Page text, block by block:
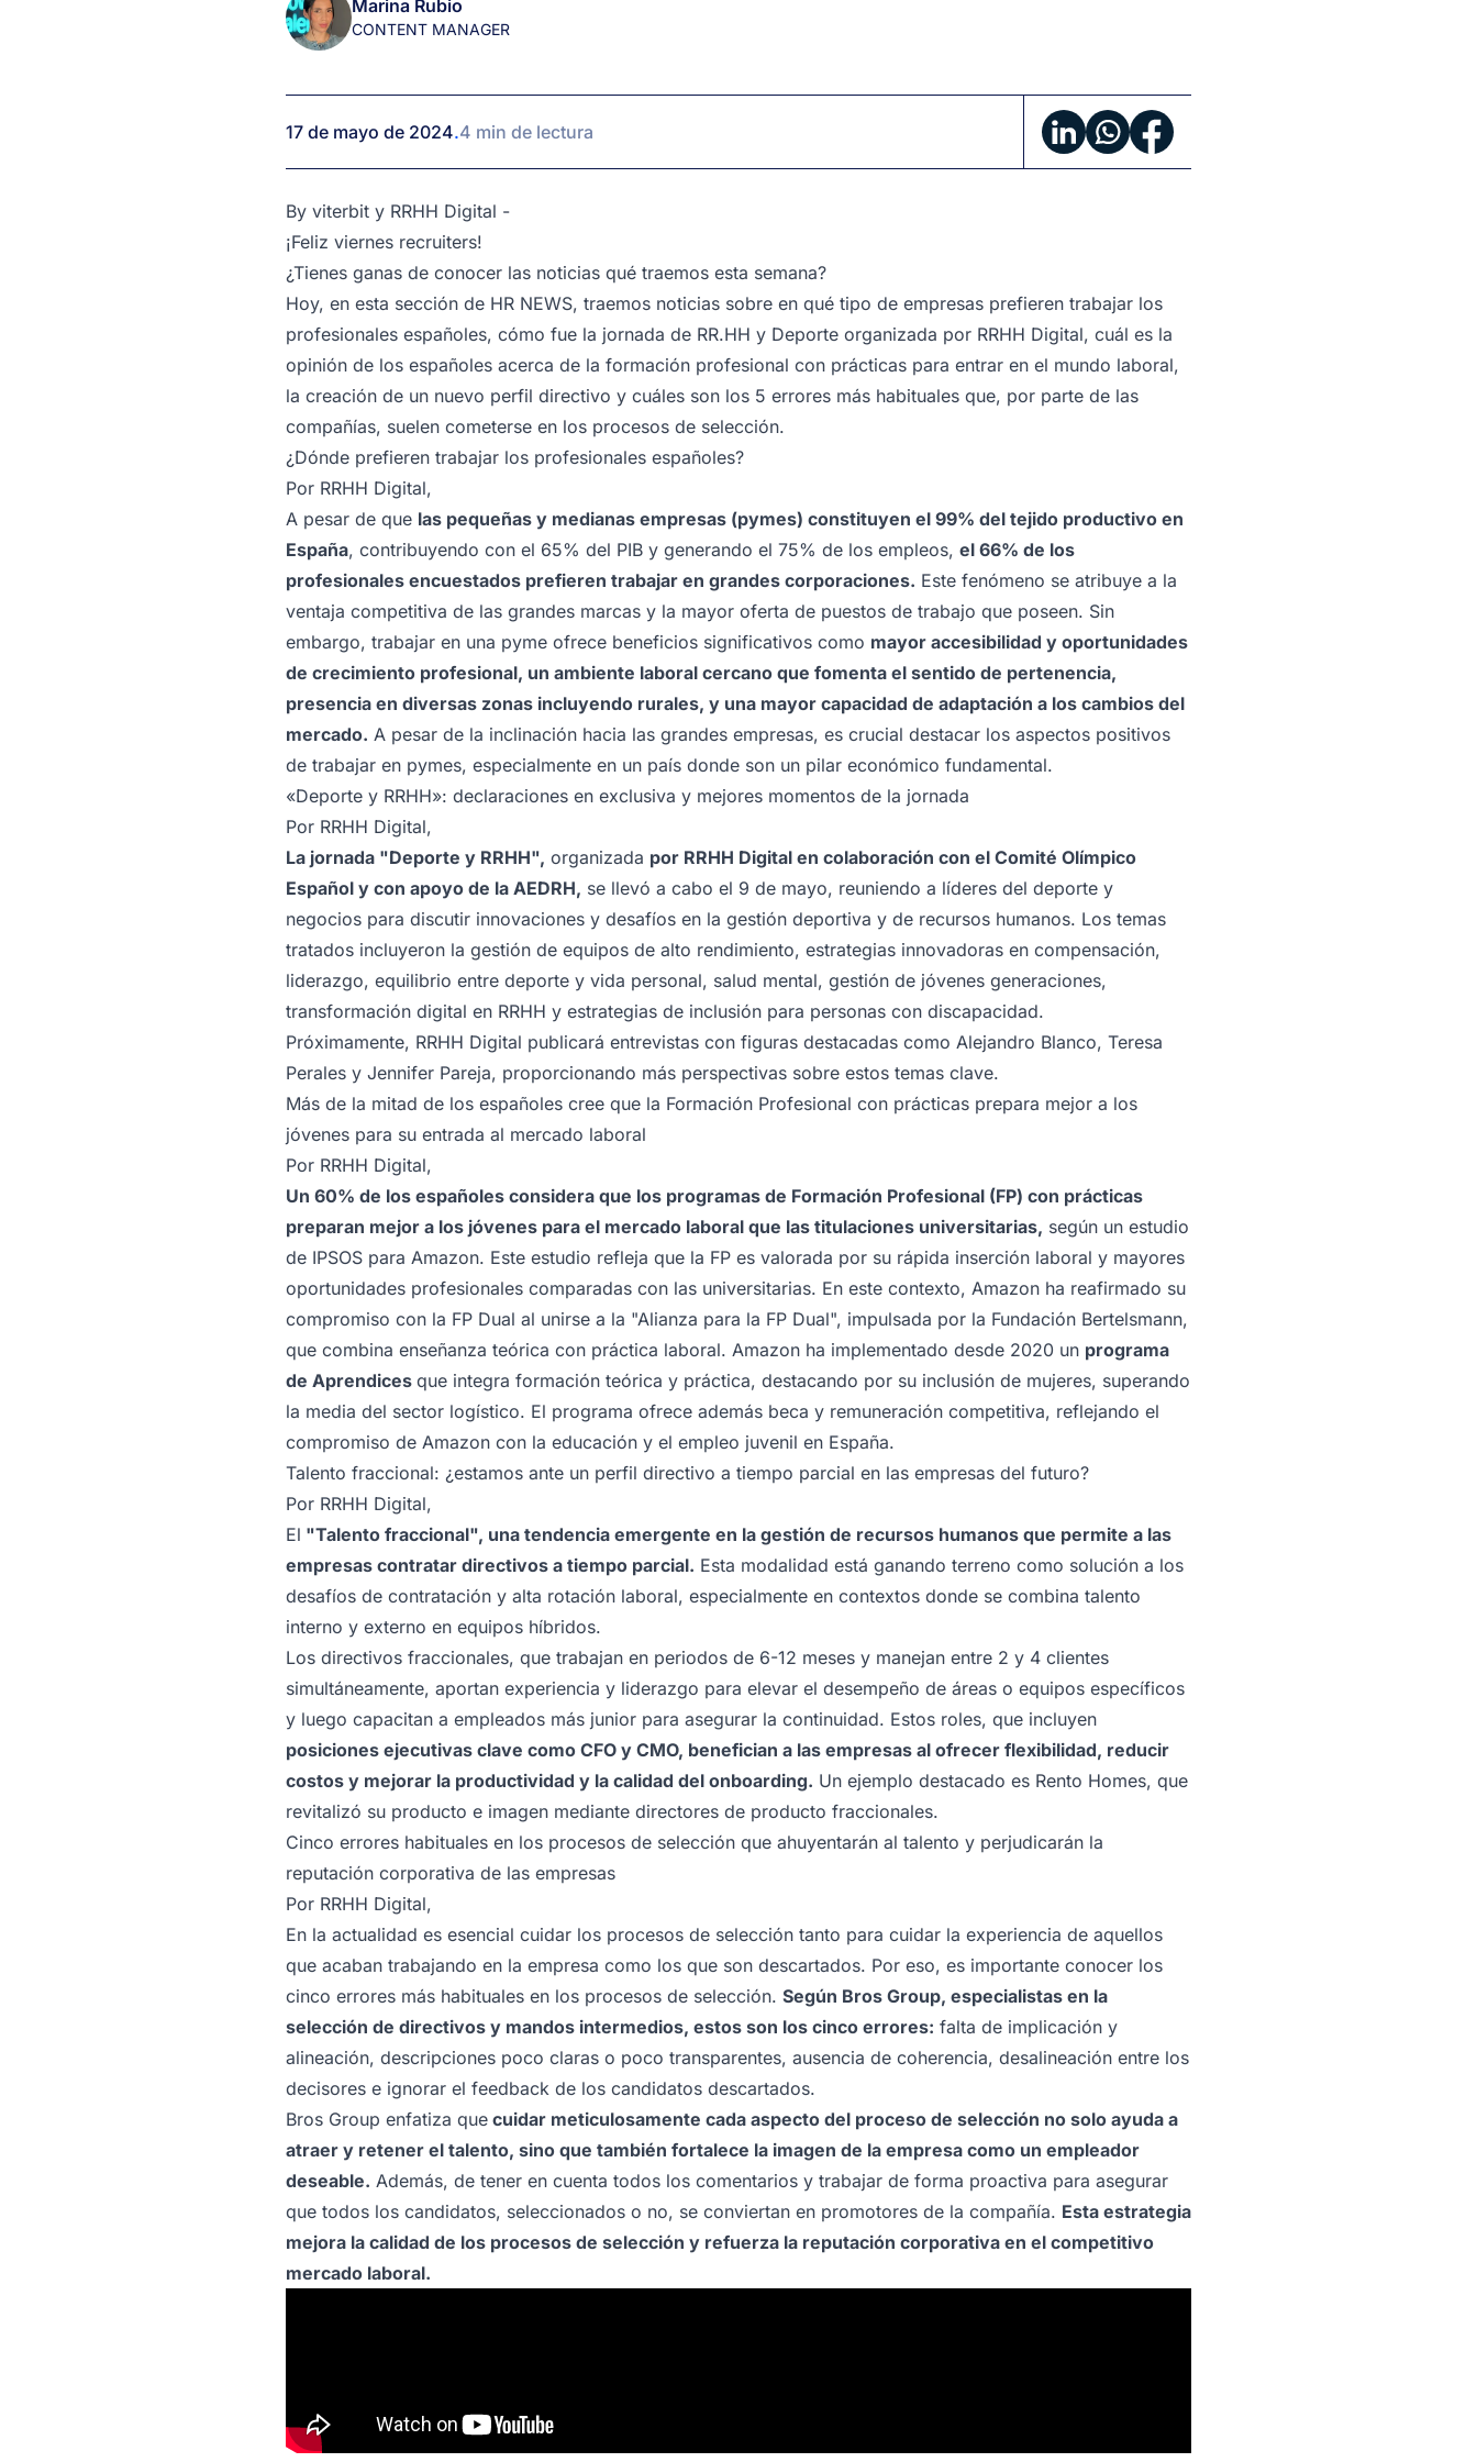
1
minuto
RRHH
Digital)
Marina Rubio
CONTENT MANAGER
17 de mayo de 2024.4 min de lectura
By viterbit y RRHH Digital -
¡Feliz viernes recruiters!
¿Tienes ganas de conocer las noticias qué traemos esta semana?
Hoy, en esta sección de HR NEWS, traemos noticias sobre en qué tipo de empresas prefieren trabajar los
profesionales españoles, cómo fue la jornada de RR.HH y Deporte organizada por RRHH Digital, cuál es la
opinión de los españoles acerca de la formación profesional con prácticas para entrar en el mundo laboral,
la creación de un nuevo perfil directivo y cuáles son los 5 errores más habituales que, por parte de las
compañías, suelen cometerse en los procesos de selección.
¿Dónde prefieren trabajar los profesionales españoles?
Por RRHH Digital,
A pesar de que las pequeñas y medianas empresas (pymes) constituyen el 99% del tejido productivo en
España, contribuyendo con el 65% del PIB y generando el 75% de los empleos, el 66% de los
profesionales encuestados prefieren trabajar en grandes corporaciones. Este fenómeno se atribuye a la
ventaja competitiva de las grandes marcas y la mayor oferta de puestos de trabajo que poseen. Sin
embargo, trabajar en una pyme ofrece beneficios significativos como mayor accesibilidad y oportunidades
de crecimiento profesional, un ambiente laboral cercano que fomenta el sentido de pertenencia,
presencia en diversas zonas incluyendo rurales, y una mayor capacidad de adaptación a los cambios del
mercado. A pesar de la inclinación hacia las grandes empresas, es crucial destacar los aspectos positivos
de trabajar en pymes, especialmente en un país donde son un pilar económico fundamental.
«Deporte y RRHH»: declaraciones en exclusiva y mejores momentos de la jornada
Por RRHH Digital,
La jornada "Deporte y RRHH", organizada por RRHH Digital en colaboración con el Comité Olímpico
Español y con apoyo de la AEDRH, se llevó a cabo el 9 de mayo, reuniendo a líderes del deporte y
negocios para discutir innovaciones y desafíos en la gestión deportiva y de recursos humanos. Los temas
tratados incluyeron la gestión de equipos de alto rendimiento, estrategias innovadoras en compensación,
liderazgo, equilibrio entre deporte y vida personal, salud mental, gestión de jóvenes generaciones,
transformación digital en RRHH y estrategias de inclusión para personas con discapacidad.
Próximamente, RRHH Digital publicará entrevistas con figuras destacadas como Alejandro Blanco, Teresa
Perales y Jennifer Pareja, proporcionando más perspectivas sobre estos temas clave.
Más de la mitad de los españoles cree que la Formación Profesional con prácticas prepara mejor a los
jóvenes para su entrada al mercado laboral
Por RRHH Digital,
Un 60% de los españoles considera que los programas de Formación Profesional (FP) con prácticas
preparan mejor a los jóvenes para el mercado laboral que las titulaciones universitarias, según un estudio
de IPSOS para Amazon. Este estudio refleja que la FP es valorada por su rápida inserción laboral y mayores
oportunidades profesionales comparadas con las universitarias. En este contexto, Amazon ha reafirmado su
compromiso con la FP Dual al unirse a la "Alianza para la FP Dual", impulsada por la Fundación Bertelsmann,
que combina enseñanza teórica con práctica laboral. Amazon ha implementado desde 2020 un programa
de Aprendices que integra formación teórica y práctica, destacando por su inclusión de mujeres, superando
la media del sector logístico. El programa ofrece además beca y remuneración competitiva, reflejando el
compromiso de Amazon con la educación y el empleo juvenil en España.
Talento fraccional: ¿estamos ante un perfil directivo a tiempo parcial en las empresas del futuro?
Por RRHH Digital,
El "Talento fraccional", una tendencia emergente en la gestión de recursos humanos que permite a las
empresas contratar directivos a tiempo parcial. Esta modalidad está ganando terreno como solución a los
desafíos de contratación y alta rotación laboral, especialmente en contextos donde se combina talento
interno y externo en equipos híbridos.
Los directivos fraccionales, que trabajan en periodos de 6-12 meses y manejan entre 2 y 4 clientes
simultáneamente, aportan experiencia y liderazgo para elevar el desempeño de áreas o equipos específicos
y luego capacitan a empleados más junior para asegurar la continuidad. Estos roles, que incluyen
posiciones ejecutivas clave como CFO y CMO, benefician a las empresas al ofrecer flexibilidad, reducir
costos y mejorar la productividad y la calidad del onboarding. Un ejemplo destacado es Rento Homes, que
revitalizó su producto e imagen mediante directores de producto fraccionales.
Cinco errores habituales en los procesos de selección que ahuyentarán al talento y perjudicarán la
reputación corporativa de las empresas
Por RRHH Digital,
En la actualidad es esencial cuidar los procesos de selección tanto para cuidar la experiencia de aquellos
que acaban trabajando en la empresa como los que son descartados. Por eso, es importante conocer los
cinco errores más habituales en los procesos de selección. Según Bros Group, especialistas en la
selección de directivos y mandos intermedios, estos son los cinco errores: falta de implicación y
alineación, descripciones poco claras o poco transparentes, ausencia de coherencia, desalineación entre los
decisores e ignorar el feedback de los candidatos descartados.
Bros Group enfatiza que cuidar meticulosamente cada aspecto del proceso de selección no solo ayuda a
atraer y retener el talento, sino que también fortalece la imagen de la empresa como un empleador
deseable. Además, de tener en cuenta todos los comentarios y trabajar de forma proactiva para asegurar
que todos los candidatos, seleccionados o no, se conviertan en promotores de la compañía. Esta estrategia
mejora la calidad de los procesos de selección y refuerza la reputación corporativa en el competitivo
mercado laboral.